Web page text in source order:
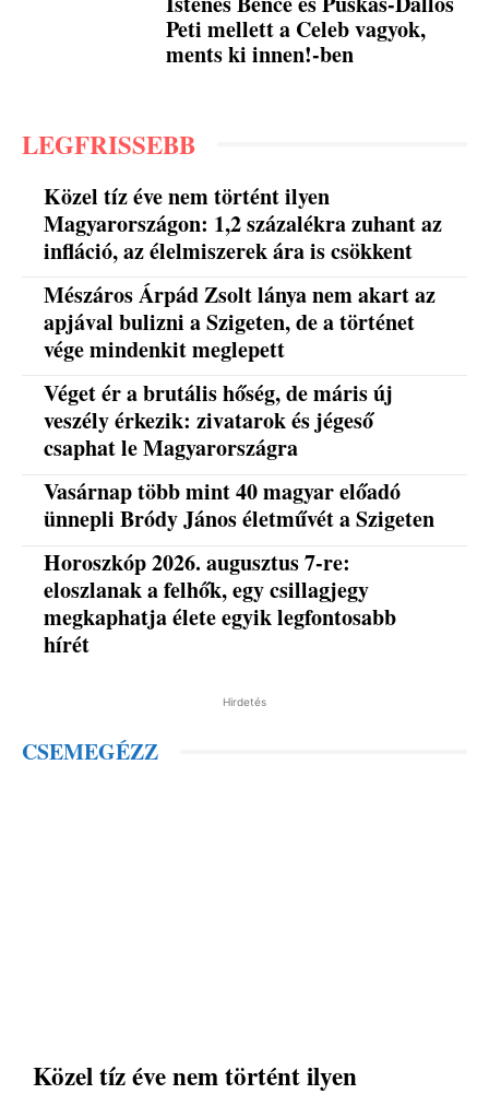
Peti mellett a Celeb vagyok,
ments ki innen!-ben
LEGFRISSEBB
Közel tíz éve nem történt ilyen
Magyarországon: 1,2 százalékra zuhant az
infláció, az élelmiszerek ára is csökkent
Mészáros Árpád Zsolt lánya nem akart az
apjával bulizni a Szigeten, de a történet
vége mindenkit meglepett
Véget ér a brutális hőség, de máris új
veszély érkezik: zivatarok és jégeső
csaphat le Magyarországra
Vasárnap több mint 40 magyar előadó
ünnepli Bródy János életművét a Szigeten
Horoszkóp 2026. augusztus 7-re:
eloszlanak a felhők, egy csillagjegy
megkaphatja élete egyik legfontosabb
hírét
Hirdetés
CSEMEGÉZZ
Közel tíz éve nem történt ilyen